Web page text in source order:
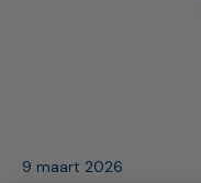
9 maart 2026